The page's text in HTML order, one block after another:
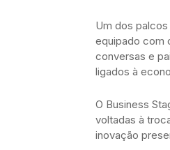
Um dos
equipado com
conversas e
ligados à
O Business
voltadas à
inovação